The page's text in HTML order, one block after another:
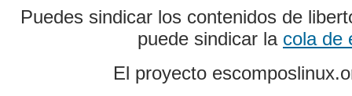
Puedes sindicar los contenidos de
puede sindicar la cola de
El proyecto